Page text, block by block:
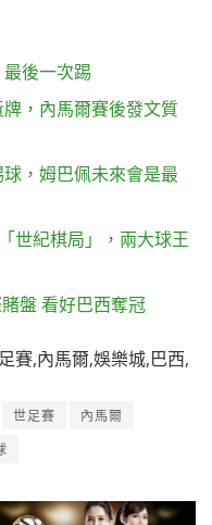
後一次踢
，內馬爾賽後發文質
，姆巴佩未來會是最
世紀棋局」，兩大球王
盤 看好巴西奪冠
賽,內馬爾,娛樂城,巴西,
世足賽
內馬爾